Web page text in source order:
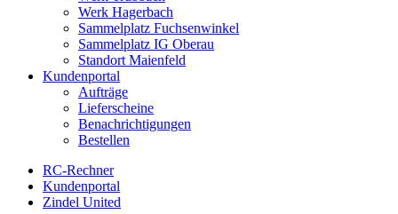
Werk Hagerbach
Sammelplatz Fuchsenwinkel
Sammelplatz IG Oberau
Standort Maienfeld
Kundenportal
Aufträge
Lieferscheine
Benachrichtigungen
Bestellen
RC-Rechner
Kundenportal
Zindel United